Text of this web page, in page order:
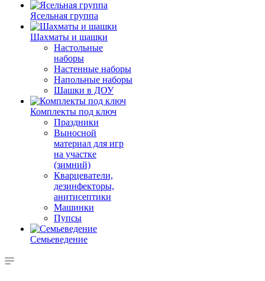
Ясельная группа
Шахматы и шашки
Настольные
наборы
Настенные наборы
Напольные наборы
Шашки в ДОУ
Комплекты под ключ
Праздники
Выносной
материал для игр
на участке
(зимний)
Кварцеватели,
дезинфекторы,
анитисептики
Машинки
Пупсы
Семьеведение